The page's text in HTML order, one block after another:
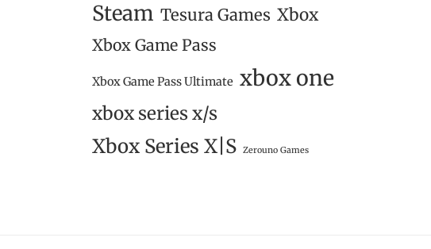
Steam Tesura Games Xbox
Xbox Game Pass
Xbox Game Pass Ultimate xbox one
xbox series x/s
Xbox Series X|S Zerouno Games